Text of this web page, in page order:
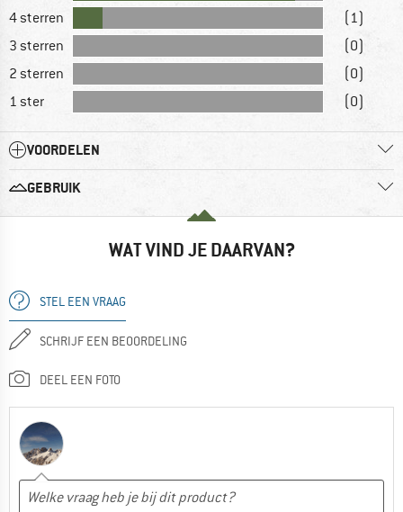
4 sterren
(1)
3 sterren
(0)
2 sterren
(0)
1 ster
(0)
VOORDELEN
GEBRUIK
WAT VIND JE DAARVAN?
STEL EEN VRAAG
SCHRIJF EEN BEOORDELING
DEEL EEN FOTO